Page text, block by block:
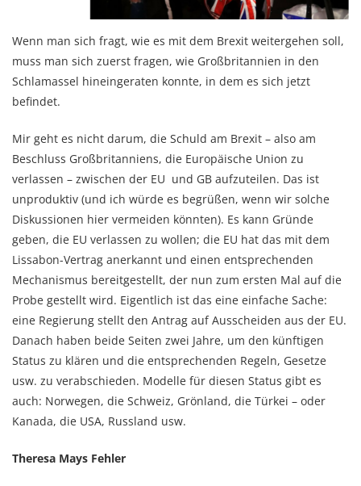
Wenn man sich fragt, wie es mit dem Brexit weitergehen soll,
muss man sich zuerst fragen, wie Großbritannien in den
Schlamassel hineingeraten konnte, in dem es sich jetzt
befindet.
Mir geht es nicht darum, die Schuld am Brexit – also am
Beschluss Großbritanniens, die Europäische Union zu
verlassen – zwischen der EU und GB aufzuteilen. Das ist
unproduktiv (und ich würde es begrüßen, wenn wir solche
Diskussionen hier vermeiden könnten). Es kann Gründe
geben, die EU verlassen zu wollen; die EU hat das mit dem
Lissabon-Vertrag anerkannt und einen entsprechenden
Mechanismus bereitgestellt, der nun zum ersten Mal auf die
Probe gestellt wird. Eigentlich ist das eine einfache Sache:
eine Regierung stellt den Antrag auf Ausscheiden aus der EU.
Danach haben beide Seiten zwei Jahre, um den künftigen
Status zu klären und die entsprechenden Regeln, Gesetze
usw. zu verabschieden. Modelle für diesen Status gibt es
auch: Norwegen, die Schweiz, Grönland, die Türkei – oder
Kanada, die USA, Russland usw.
Theresa Mays Fehler